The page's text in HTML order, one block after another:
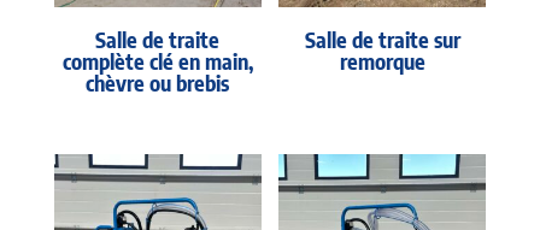
Salle de traite
complète clé en main,
chèvre ou brebis
Salle de traite sur
remorque